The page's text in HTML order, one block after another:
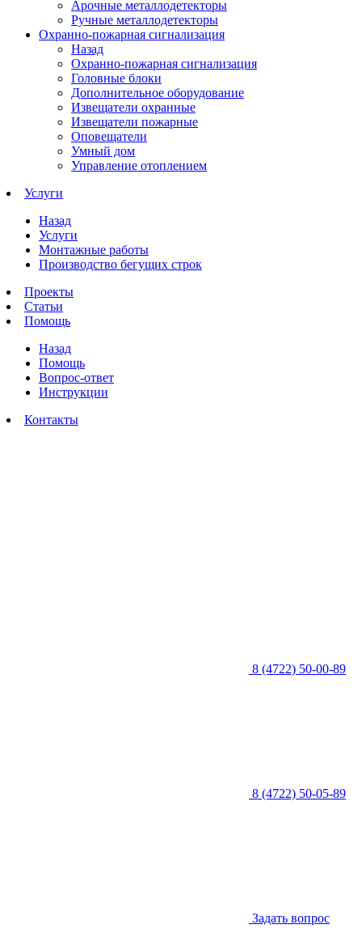
Арочные металлодетекторы
Ручные металлодетекторы
Охранно-пожарная сигнализация
Назад
Охранно-пожарная сигнализация
Головные блоки
Дополнительное оборудование
Извещатели охранные
Извещатели пожарные
Оповещатели
Умный дом
Управление отоплением
Услуги
Назад
Услуги
Монтажные работы
Производство бегущих строк
Проекты
Статьи
Помощь
Назад
Помощь
Вопрос-ответ
Инструкции
Контакты
8 (4722) 50-00-89
8 (4722) 50-05-89
Задать вопрос